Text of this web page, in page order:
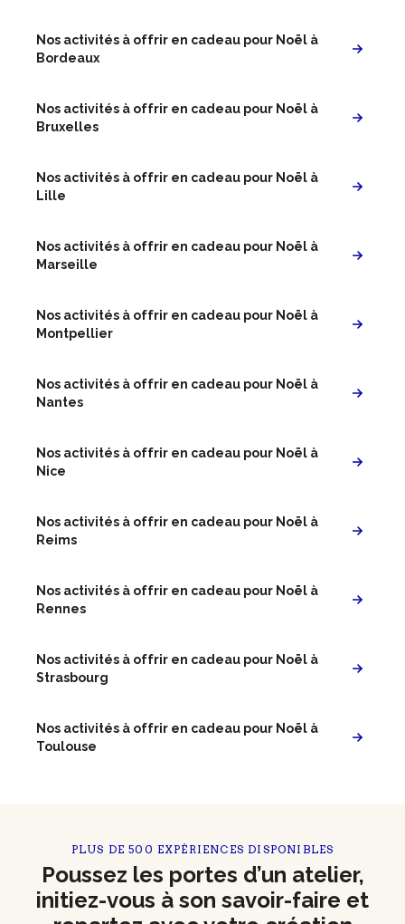
Nos activités à offrir en cadeau pour Noël à
Bordeaux
Nos activités à offrir en cadeau pour Noël à
Bruxelles
Nos activités à offrir en cadeau pour Noël à
Lille
Nos activités à offrir en cadeau pour Noël à
Marseille
Nos activités à offrir en cadeau pour Noël à
Montpellier
Nos activités à offrir en cadeau pour Noël à
Nantes
Nos activités à offrir en cadeau pour Noël à
Nice
Nos activités à offrir en cadeau pour Noël à
Reims
Nos activités à offrir en cadeau pour Noël à
Rennes
Nos activités à offrir en cadeau pour Noël à
Strasbourg
Nos activités à offrir en cadeau pour Noël à
Toulouse
PLUS DE 500 EXPÉRIENCES DISPONIBLES
Poussez les portes d’un atelier,
initiez-vous à son savoir-faire et